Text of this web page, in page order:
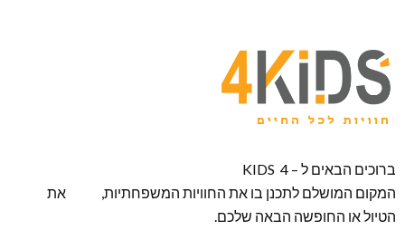
ברוכים הבאים ל – KIDS 4
המקום המושלם לתכנן בו את החוויות המשפחתיות, את
הטיול או החופשה הבאה שלכם.